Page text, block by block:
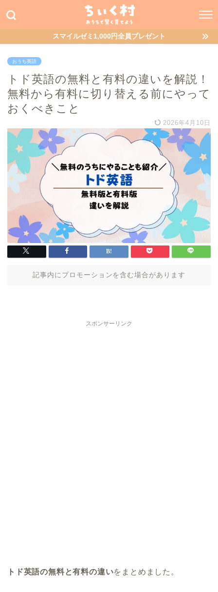
スマイルゼミ1,000円全員プレゼント
おうち英語
トド英語の無料と有料の違いを解説！
無料から有料に切り替える前にやって
おくべきこと
2026年4月10日
記事内にプロモーションを含む場合があります
スポンサーリンク
トド英語の無料と有料の違いをまとめました。